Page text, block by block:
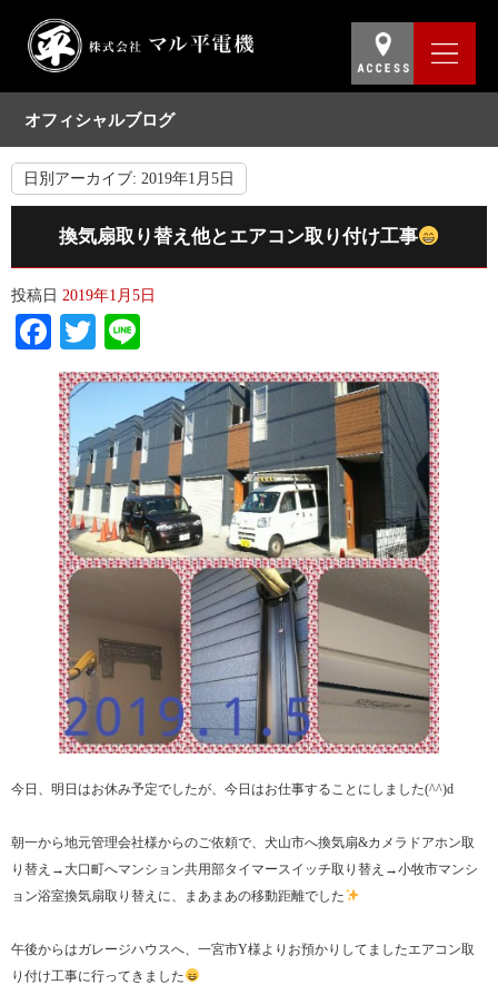
オフィシャルブログ
日別アーカイブ: 2019年1月5日
換気扇取り替え他とエアコン取り付け工事
投稿日 2019年1月5日
Facebook
Twitter
今日、明日はお休み予定でしたが、今日はお仕事することにしました(^^)d
朝一から地元管理会社様からのご依頼で、犬山市へ換気扇&カメラドアホン取
り替え→大口町へマンション共用部タイマースイッチ取り替え→小牧市マンシ
ョン浴室換気扇取り替えに、まあまあの移動距離でした
午後からはガレージハウスへ、一宮市Y様よりお預かりしてましたエアコン取
り付け工事に行ってきました